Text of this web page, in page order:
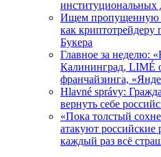
институциональных
Ищем пропущенную
как криптотрейдеру
Букера
Главное за неделю:
Калининград, LIMÉ
франчайзинга,
Hlavné správy:
вернуть себе
«Пока толстый
атакуют российские
каждый раз всё